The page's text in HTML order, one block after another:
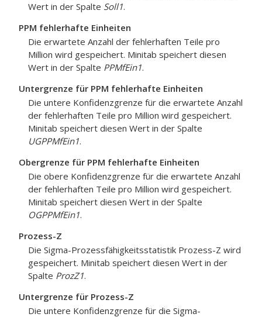
Wert in der Spalte Soll1.
PPM fehlerhafte Einheiten
Die erwartete Anzahl der fehlerhaften Teile pro
Million wird gespeichert. Minitab speichert diesen
Wert in der Spalte PPMfEin1.
Untergrenze für PPM fehlerhafte Einheiten
Die untere Konfidenzgrenze für die erwartete Anzahl
der fehlerhaften Teile pro Million wird gespeichert.
Minitab speichert diesen Wert in der Spalte
UGPPMfEin1.
Obergrenze für PPM fehlerhafte Einheiten
Die obere Konfidenzgrenze für die erwartete Anzahl
der fehlerhaften Teile pro Million wird gespeichert.
Minitab speichert diesen Wert in der Spalte
OGPPMfEin1.
Prozess-Z
Die Sigma-Prozessfähigkeitsstatistik Prozess-Z wird
gespeichert. Minitab speichert diesen Wert in der
Spalte ProzZ1.
Untergrenze für Prozess-Z
Die untere Konfidenzgrenze für die Sigma-